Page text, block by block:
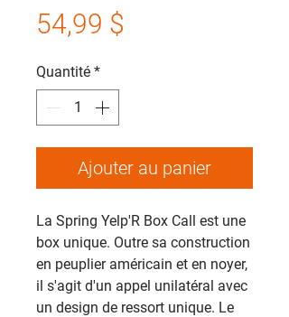
54,99 $
Quantité *
Ajouter au panier
La Spring Yelp'R Box Call est une
box unique. Outre sa construction
en peuplier américain et en noyer,
il s'agit d'un appel unilatéral avec
un design de ressort unique. Le